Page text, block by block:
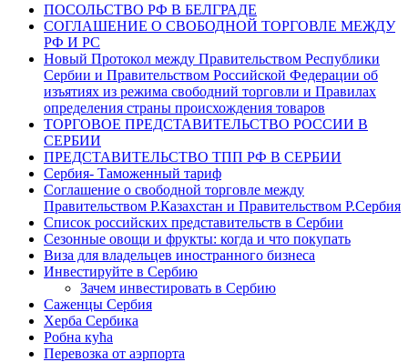
ПОСОЛЬСТВО РФ В БЕЛГРАДЕ
СОГЛАШЕНИЕ О СВОБОДНОЙ ТОРГОВЛЕ МЕЖДУ
РФ И РС
Новый Протокол между Правительством Республики
Сербии и Правительством Российской Федерации об
изъятиях из режима свободний торговли и Правилах
определения страны происхождения товаров
ТОРГОВОЕ ПРЕДСТАВИТЕЛЬСТВО РОССИИ В
СЕРБИИ
ПРЕДСТАВИТЕЛЬСТВО ТПП РФ В СЕРБИИ
Сербия- Таможенный тариф
Соглашение о свободной торговле между
Правительством Р.Казахстан и Правительством Р.Сербия
Список российских представительств в Сербии
Сезонные овощи и фрукты: когда и что покупать
Виза для владельцев иностранного бизнеса
Инвестируйте в Сербию
Зачем инвестировать в Сербию
Саженцы Сербия
Херба Сербика
Робна кућа
Перевозка от аэрпорта